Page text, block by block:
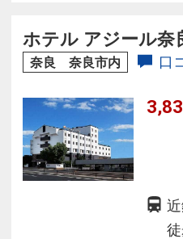
ホテル アジール奈
奈良 奈良市内 口
徒